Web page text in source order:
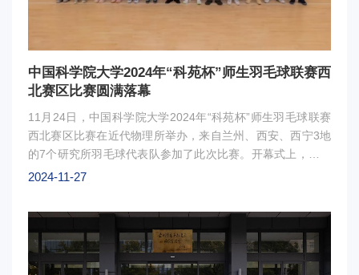
现场学术交流。王磊博士应邀参加现场学术交流中国核工业教
国家一级教育学会，也是我国核行业唯一的国家一级教育学
会。学会优秀博士学位论文的评选是激励博士生潜心开展科学
研究、产出高水平学术成果、提高博士学位论文质量、推动核
所高校的78篇论文，经过初审、终审评选出了一等奖19篇，
二等奖29篇，三等奖30篇。
中国科学院大学2024年“科苑杯”师生羽毛球联赛西
北赛区比赛圆满落幕
11月24日，中国科学院大学2024年“科苑杯”师生羽毛球联赛
西北赛区比赛在近代物理所举办，来自兰州、西安、西宁3地
的7个研究所羽毛球代表队参加了此次比赛。开幕式上，近代
物理所党委书记、副所长胡正国研究员致辞。他强调，“科苑
要平台。比赛中，每一位运动员都全力以赴，每一次击球都凝
聚着他们的智慧和力量。他们用实际行动诠释了体育精神，展
现了中国科学院大学师生的风采。经过两天的激烈角逐，近代
物理所羽毛球队荣获本次比赛冠军，西安光机所羽翎军队获得
2024-11-27